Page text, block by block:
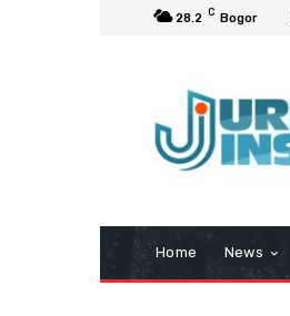
28.2 C Bogor
Home News